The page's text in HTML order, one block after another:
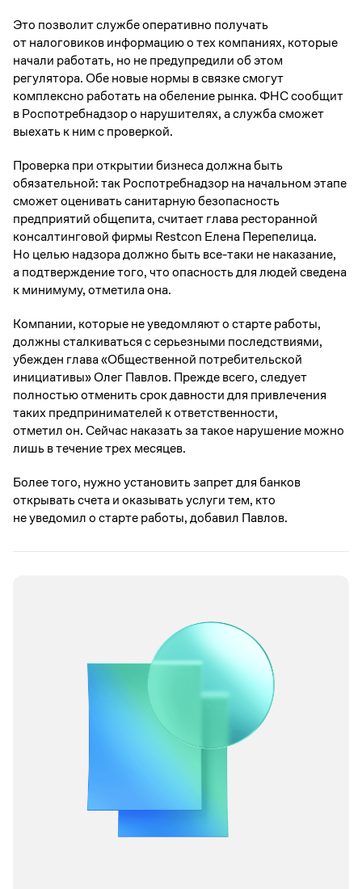
Это позволит службе оперативно получать
от налоговиков информацию о тех компаниях, которые
начали работать, но не предупредили об этом
регулятора. Обе новые нормы в связке смогут
комплексно работать на обеление рынка. ФНС сообщит
в Роспотребнадзор о нарушителях, а служба сможет
выехать к ним с проверкой.
Проверка при открытии бизнеса должна быть
обязательной: так Роспотребнадзор на начальном этапе
сможет оценивать санитарную безопасность
предприятий общепита, считает глава ресторанной
консалтинговой фирмы Restcon Елена Перепелица.
Но целью надзора должно быть все-таки не наказание,
а подтверждение того, что опасность для людей сведена
к минимуму, отметила она.
Компании, которые не уведомляют о старте работы,
должны сталкиваться с серьезными последствиями,
убежден глава «Общественной потребительской
инициативы» Олег Павлов. Прежде всего, следует
полностью отменить срок давности для привлечения
таких предпринимателей к ответственности,
отметил он. Сейчас наказать за такое нарушение можно
лишь в течение трех месяцев.
Более того, нужно установить запрет для банков
открывать счета и оказывать услуги тем, кто
не уведомил о старте работы, добавил Павлов.